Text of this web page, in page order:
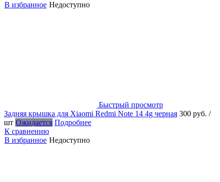
В избранное Недоступно
Быстрый просмотр
Задняя крышка для Xiaomi Redmi Note 14 4g черная 300 руб. /
шт Ожидается Подробнее
К сравнению
В избранное Недоступно